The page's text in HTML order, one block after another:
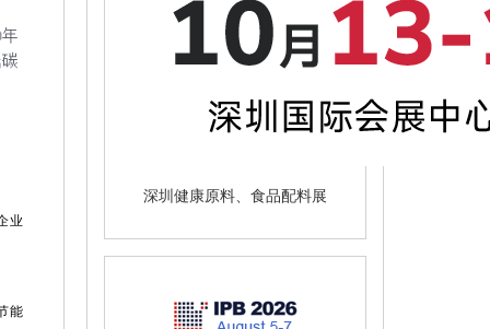
业
能
深圳健康原料、食品配料展